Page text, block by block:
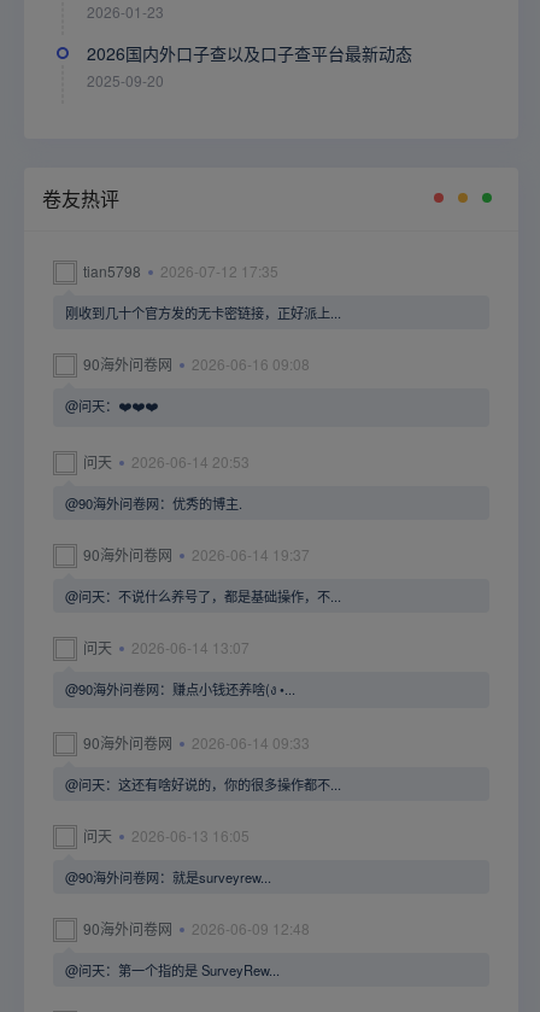
2026-01-23
2026国内外口子查以及口子查平台最新动态
2025-09-20
卷友热评
tian5798 2026-07-12 17:35
刚收到几十个官方发的无卡密链接，正好派上...
90海外问卷网 2026-06-16 09:08
@问天：❤️❤️❤️
问天 2026-06-14 20:53
@90海外问卷网：优秀的博主.
90海外问卷网 2026-06-14 19:37
@问天：不说什么养号了，都是基础操作，不...
问天 2026-06-14 13:07
@90海外问卷网：赚点小钱还养啥(ง •...
90海外问卷网 2026-06-14 09:33
@问天：这还有啥好说的，你的很多操作都不...
问天 2026-06-13 16:05
@90海外问卷网：就是surveyrew...
90海外问卷网 2026-06-09 12:48
@问天：第一个指的是 SurveyRew...